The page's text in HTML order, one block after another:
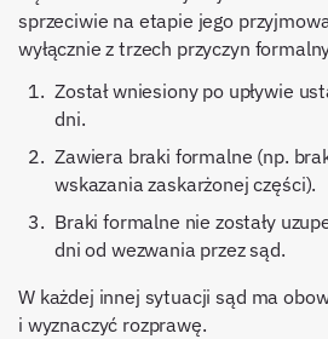
sprzeciwie na etapie jego
wyłącznie z trzech przyczyn
Został wniesiony po upływie
dni.
Zawiera braki formalne (np.
wskazania zaskarżonej części).
Braki formalne nie zostały
dni od wezwania przez sąd.
W każdej innej sytuacji sąd ma
i wyznaczyć rozprawę.